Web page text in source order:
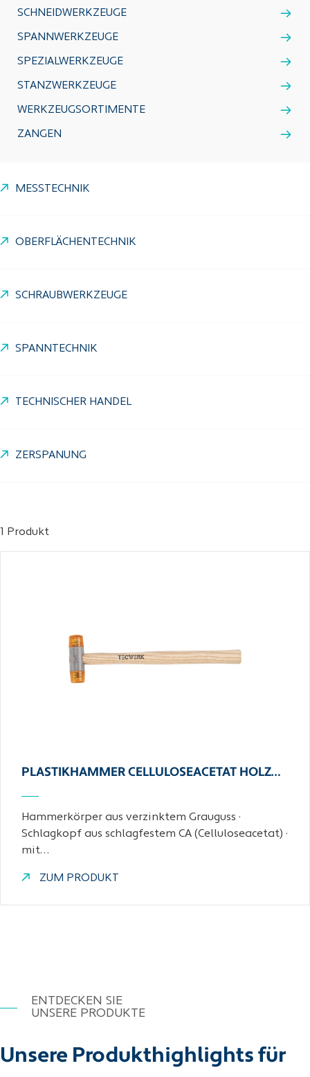
SCHNEIDWERKZEUGE
SPANNWERKZEUGE
SPEZIALWERKZEUGE
STANZWERKZEUGE
WERKZEUGSORTIMENTE
ZANGEN
MESSTECHNIK
OBERFLÄCHENTECHNIK
SCHRAUBWERKZEUGE
SPANNTECHNIK
TECHNISCHER HANDEL
ZERSPANUNG
1 Produkt
PLASTIKHAMMER CELLULOSEACETAT HOLZ…
Hammerkörper aus verzinktem Grauguss ·
Schlagkopf aus schlagfestem CA (Celluloseacetat) ·
mit…
ZUM PRODUKT
ENTDECKEN SIE
UNSERE PRODUKTE
Unsere Produkthighlights für